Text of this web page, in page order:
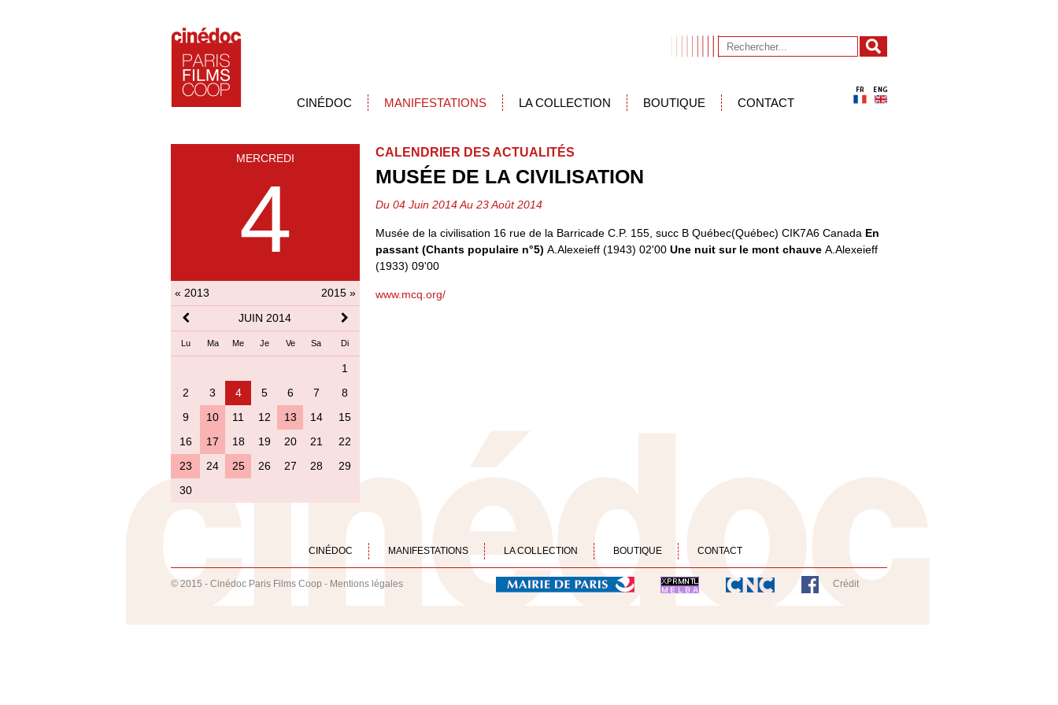
CINÉDOC MANIFESTATIONS LA COLLECTION BOUTIQUE CONTACT
MERCREDI
4
« 2013
2015 »
JUIN 2014
Lu Ma Me Je Ve Sa Di
1
2
3 4 5 6 7
8
9
10 11 12 13 14
15
16
17 18 19 20 21
22
23
24 25 26 27 28
29
30
CALENDRIER DES ACTUALITÉS
MUSÉE DE LA CIVILISATION
Du 04 Juin 2014 Au 23 Août 2014
Musée de la civilisation 16 rue de la Barricade C.P. 155, succ B Québec(Québec) CIK7A6 Canada En
passant (Chants populaire n°5) A.Alexeieff (1943) 02'00 Une nuit sur le mont chauve A.Alexeieff
(1933) 09'00
www.mcq.org/
CINÉDOC MANIFESTATIONS LA COLLECTION BOUTIQUE CONTACT
© 2015 - Cinédoc Paris Films Coop - Mentions légales Crédit